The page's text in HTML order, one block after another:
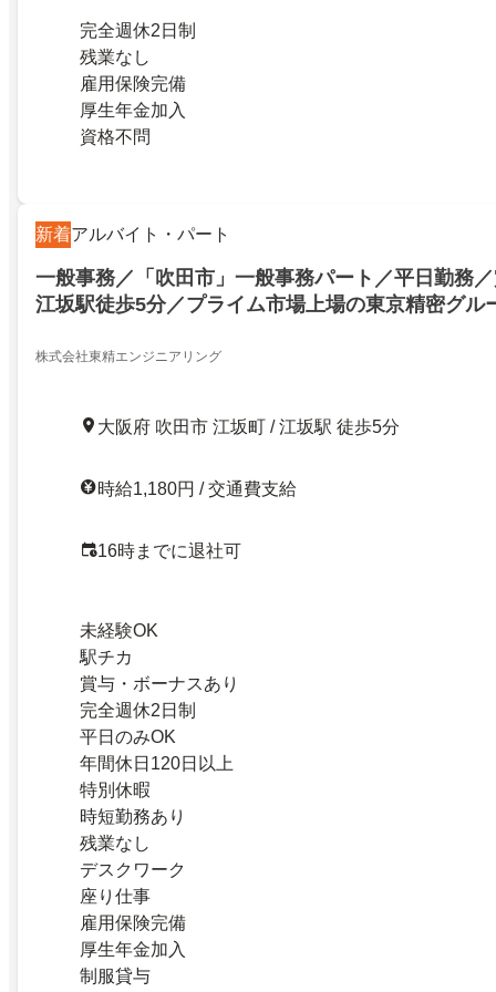
完全週休2日制
残業なし
雇用保険完備
厚生年金加入
資格不問
新着アルバイト・パート
一般事務／「吹田市」一般事務パート／平日勤務
江坂駅徒歩5分／プライム市場上場の東京精密グル
株式会社東精エンジニアリング
大阪府 吹田市 江坂町 / 江坂駅 徒歩5分
時給1,180円 / 交通費支給
16時までに退社可
未経験OK
駅チカ
賞与・ボーナスあり
完全週休2日制
平日のみOK
年間休日120日以上
特別休暇
時短勤務あり
残業なし
デスクワーク
座り仕事
雇用保険完備
厚生年金加入
制服貸与